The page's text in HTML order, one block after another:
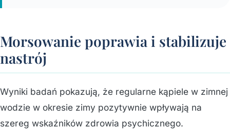
Morsowanie poprawia i stabilizuje
nastrój
Wyniki badań pokazują, że regularne kąpiele w zimnej
wodzie w okresie zimy pozytywnie wpływają na
szereg wskaźników zdrowia psychicznego.